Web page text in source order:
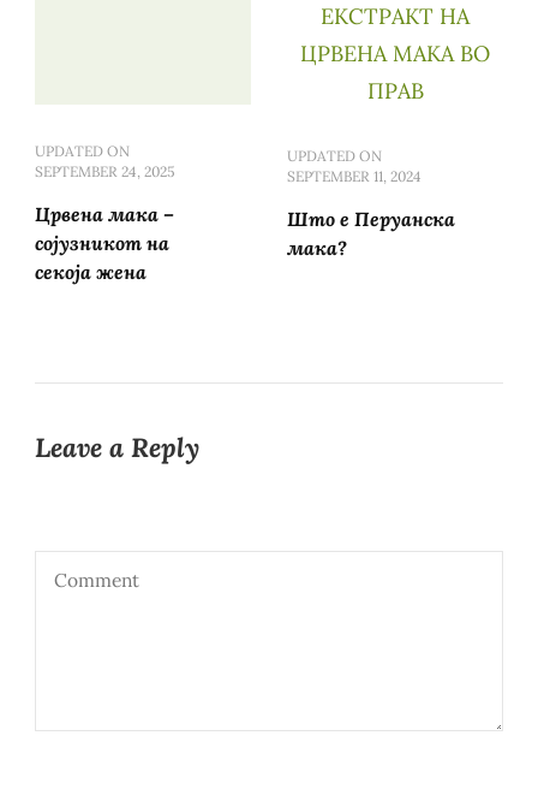
UPDATED ON
SEPTEMBER 24, 2025
Црвена мака –
сојузникот на
секоја жена
UPDATED ON
SEPTEMBER 11, 2024
Што е Перуанска
мака?
Leave a Reply